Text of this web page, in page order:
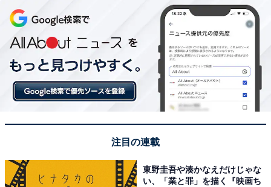
注目の連載
東野圭吾や湊かなえだけじゃな
い、「業と罪」を描く『映画ち